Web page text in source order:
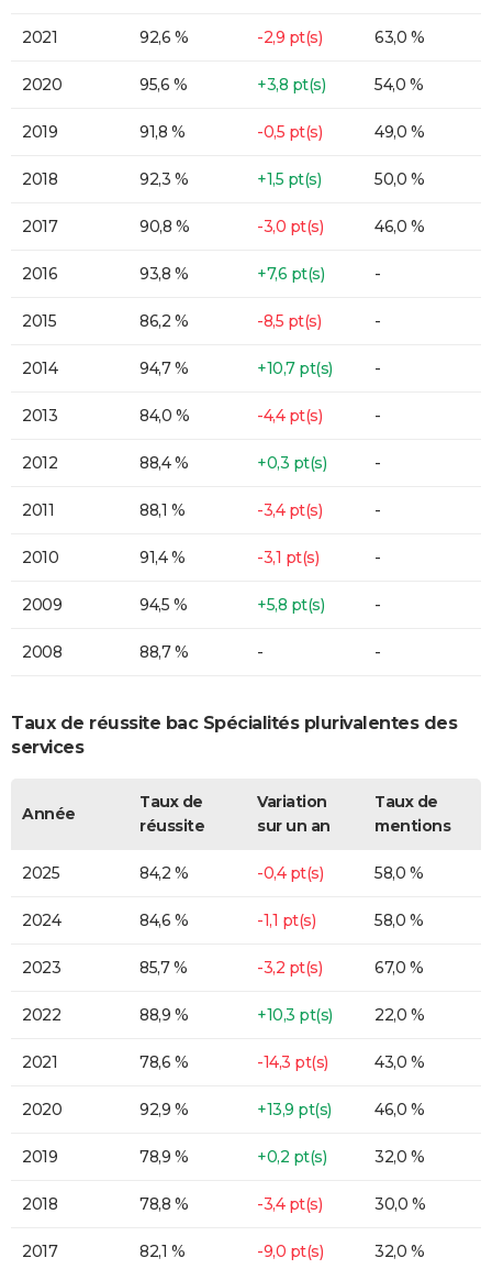
2021 92,6 % -2,9 pt(s) 63,0 %
2020 95,6 % +3,8 pt(s) 54,0 %
2019 91,8 % -0,5 pt(s) 49,0 %
2018 92,3 % +1,5 pt(s) 50,0 %
2017 90,8 % -3,0 pt(s) 46,0 %
2016 93,8 % +7,6 pt(s) -
2015 86,2 % -8,5 pt(s) -
2014 94,7 % +10,7 pt(s) -
2013 84,0 % -4,4 pt(s) -
2012 88,4 % +0,3 pt(s) -
2011 88,1 % -3,4 pt(s) -
2010 91,4 % -3,1 pt(s) -
2009 94,5 % +5,8 pt(s) -
2008 88,7 % - -
Taux de réussite bac Spécialités plurivalentes des
services
Année
Taux de
réussite
Variation
sur un an
Taux de
mentions
2025 84,2 % -0,4 pt(s) 58,0 %
2024 84,6 % -1,1 pt(s) 58,0 %
2023 85,7 % -3,2 pt(s) 67,0 %
2022 88,9 % +10,3 pt(s) 22,0 %
2021 78,6 % -14,3 pt(s) 43,0 %
2020 92,9 % +13,9 pt(s) 46,0 %
2019 78,9 % +0,2 pt(s) 32,0 %
2018 78,8 % -3,4 pt(s) 30,0 %
2017 82,1 % -9,0 pt(s) 32,0 %